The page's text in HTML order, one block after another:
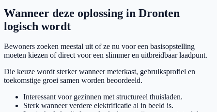
Wanneer deze oplossing in Dronten
logisch wordt
Bewoners zoeken meestal uit of ze nu voor een basisopstelling
moeten kiezen of direct voor een slimmer en uitbreidbaar laadpunt.
Die keuze wordt sterker wanneer meterkast, gebruiksprofiel en
toekomstige groei samen worden beoordeeld.
Interessant voor gezinnen met structureel thuisladen.
Sterk wanneer verdere elektrificatie al in beeld is.